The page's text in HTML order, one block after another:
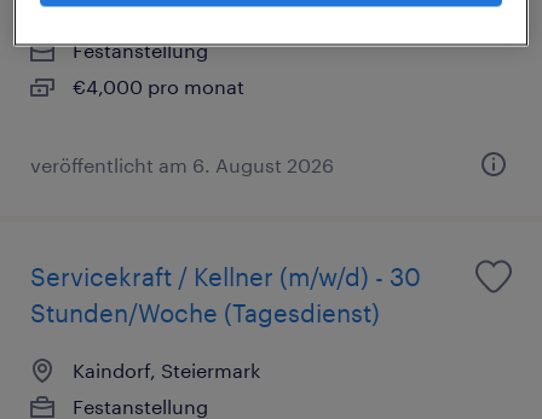
Linz, Oberosterreich
Festanstellung
€4,000 pro monat
veröffentlicht am 6. August 2026
Servicekraft / Kellner (m/w/d) - 30
Stunden/Woche (Tagesdienst)
Kaindorf, Steiermark
Festanstellung